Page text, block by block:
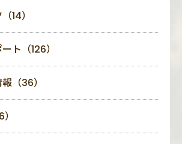
14）
ト（126）
（36）